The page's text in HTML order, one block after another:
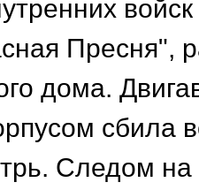
Пресня",
дома.
сбила
Следом на